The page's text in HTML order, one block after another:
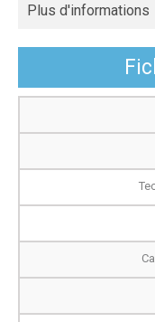
Plus d'informations